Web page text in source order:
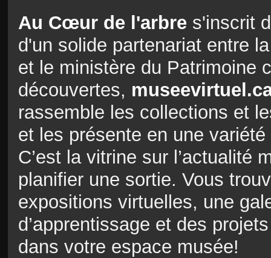
Au Cœur de l'arbre s'inscrit
d'un solide partenariat entre
et le ministère du Patrimoine
découvertes,
rassemble les collections et
et les présente en une
C’est la vitrine sur l’actualité
planifier une sortie. Vous
expositions virtuelles, une
d’apprentissage et des
dans votre espace musée!